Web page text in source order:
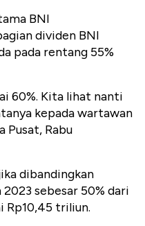
BNI
dividen BNI
pada rentang 55%
60%. Kita lihat nanti
kepada wartawan
Pusat, Rabu
dibandingkan
sebesar 50% dari
Rp10,45 triliun.